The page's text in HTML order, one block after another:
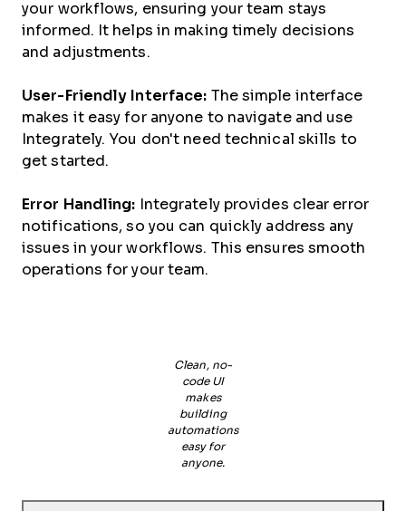
your workflows, ensuring your team stays
informed. It helps in making timely decisions
and adjustments.
User-Friendly Interface: The simple interface
makes it easy for anyone to navigate and use
Integrately. You don't need technical skills to
get started.
Error Handling: Integrately provides clear error
notifications, so you can quickly address any
issues in your workflows. This ensures smooth
operations for your team.
Clean, no-
code UI
makes
building
automations
easy for
anyone.